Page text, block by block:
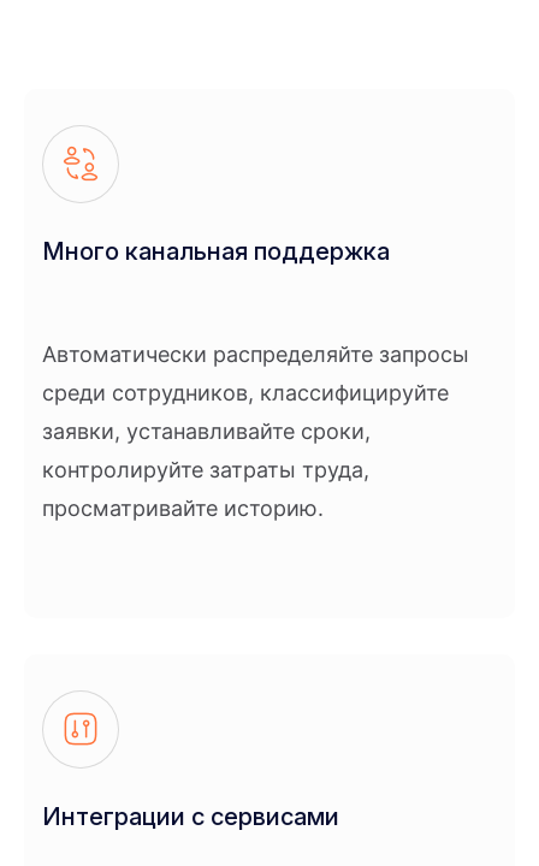
Много канальная поддержка
Автоматически распределяйте запросы
среди сотрудников, классифицируйте
заявки, устанавливайте сроки,
контролируйте затраты труда,
просматривайте историю.
Интеграции с сервисами